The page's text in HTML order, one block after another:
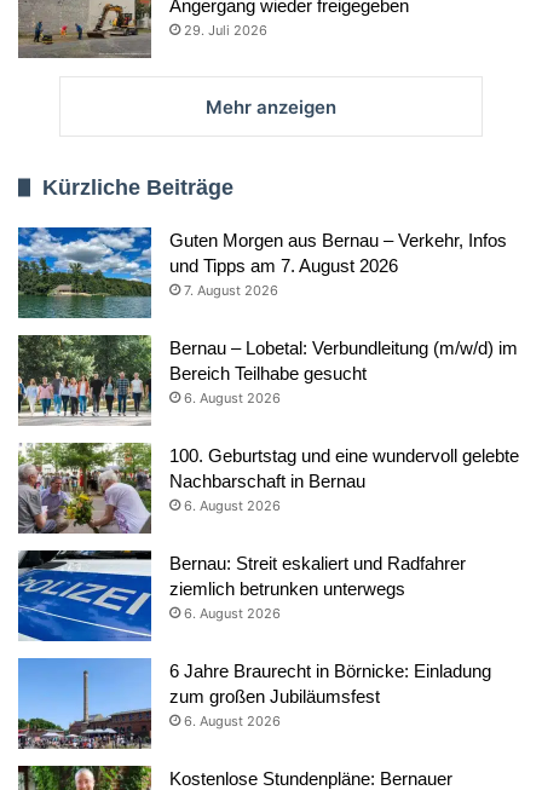
Angergang wieder freigegeben
29. Juli 2026
Mehr anzeigen
Kürzliche Beiträge
Guten Morgen aus Bernau – Verkehr, Infos
und Tipps am 7. August 2026
7. August 2026
Bernau – Lobetal: Verbundleitung (m/w/d) im
Bereich Teilhabe gesucht
6. August 2026
100. Geburtstag und eine wundervoll gelebte
Nachbarschaft in Bernau
6. August 2026
Bernau: Streit eskaliert und Radfahrer
ziemlich betrunken unterwegs
6. August 2026
6 Jahre Braurecht in Börnicke: Einladung
zum großen Jubiläumsfest
6. August 2026
Kostenlose Stundenpläne: Bernauer